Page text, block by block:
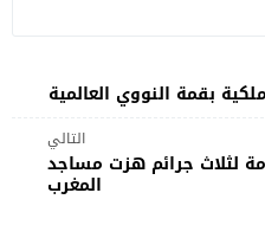
بقمة النووي العالمية
التالي
لثلاث جرائم هزت مساجد
المغرب